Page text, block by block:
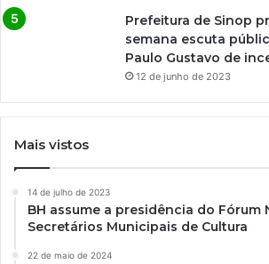
Prefeitura de Sinop
semana escuta
Paulo Gustavo de
12 de junho de 2023
Mais vistos
14 de julho de 2023
BH assume a presidência do Fórum
Secretários Municipais de Cultura
22 de maio de 2024